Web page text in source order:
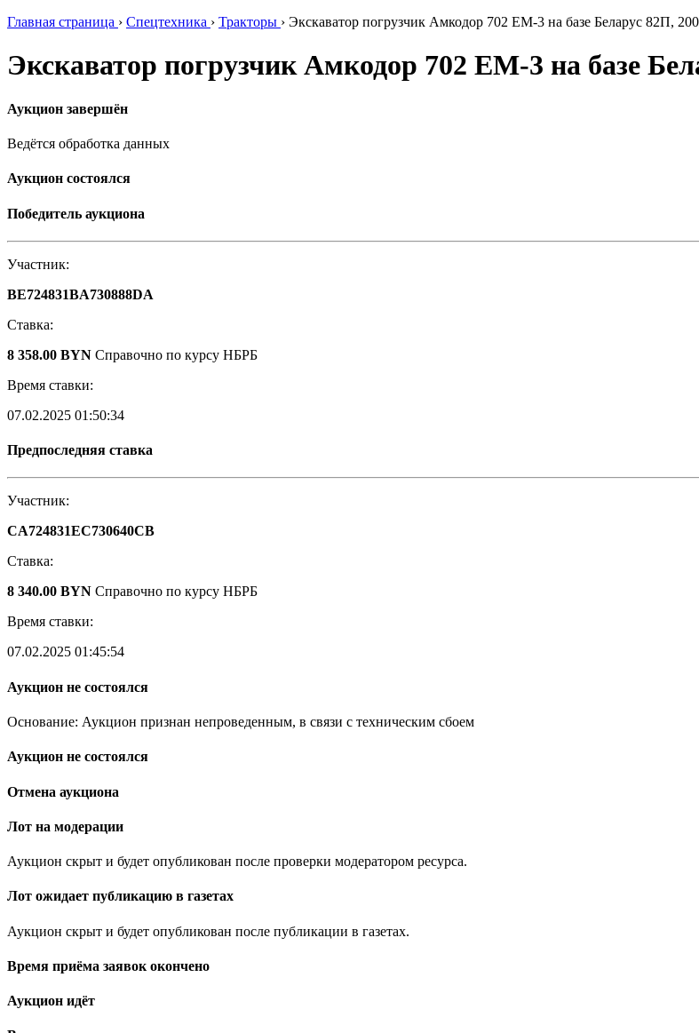
Главная страница › Спецтехника › Тракторы › Экскаватор погрузчик Амкодор 702 ЕМ-3 на базе Беларус 82П,
Экскаватор погрузчик Амкодор 702 ЕМ-3 на базе
Аукцион завершён
Ведётся обработка данных
Аукцион состоялся
Победитель аукциона
Участник:
BE724831BA730888DA
Ставка:
8 358.00 BYN Справочно по курсу НБРБ
Время ставки:
07.02.2025 01:50:34
Предпоследняя ставка
Участник:
CA724831EC730640CB
Ставка:
8 340.00 BYN Справочно по курсу НБРБ
Время ставки:
07.02.2025 01:45:54
Аукцион не состоялся
Основание: Аукцион признан непроведенным, в связи с техническим сбоем
Аукцион не состоялся
Отмена аукциона
Лот на модерации
Аукцион скрыт и будет опубликован после проверки модератором ресурса.
Лот ожидает публикацию в газетах
Аукцион скрыт и будет опубликован после публикации в газетах.
Время приёма заявок окончено
Аукцион идёт